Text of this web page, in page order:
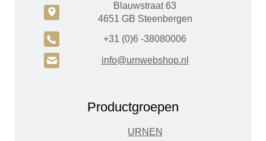
c
Blauwstraat 63
4651 GB Steenbergen
A +31 (0)6 -38080006
H info@urnwebshop.nl
Productgroepen
URNEN